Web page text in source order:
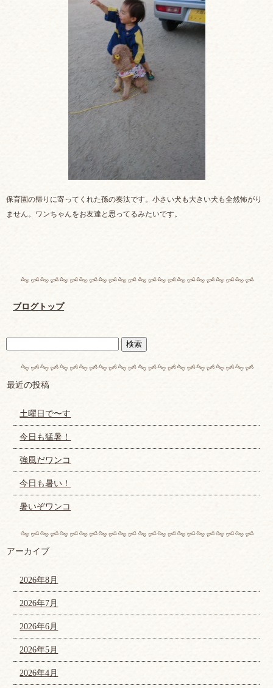
保育園の帰りに寄ってくれた孫の奏汰です。小さい犬も大きい犬も全然怖がり
ません。ワンちゃんをお友達と思ってるみたいです。
ブログトップ
最近の投稿
土曜日で〜す
今日も猛暑！
強風だワンコ
今日も暑い！
暑いぞワンコ
アーカイブ
2026年8月
2026年7月
2026年6月
2026年5月
2026年4月